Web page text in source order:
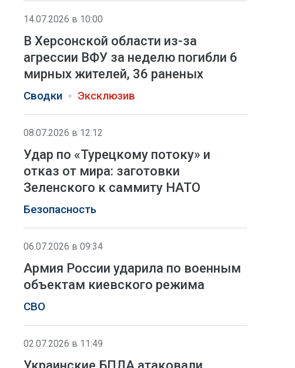
14.07.2026 в 10:00
В Херсонской области из-за
агрессии ВФУ за неделю погибли 6
мирных жителей, 36 раненых
Сводки Эксклюзив
08.07.2026 в 12:12
Удар по «Турецкому потоку» и
отказ от мира: заготовки
Зеленского к саммиту НАТО
Безопасность
06.07.2026 в 09:34
Армия России ударила по военным
объектам киевского режима
СВО
02.07.2026 в 11:49